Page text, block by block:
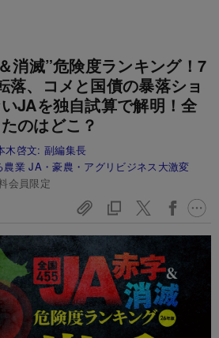
消滅”危険度ランキング！7
落、コメと国債の暴落ショ
JAを独自試算で解明！全
のはどこ？
木啓文:副編集長
農業 JA・豪農・アグリビジネス大激変
会員限定